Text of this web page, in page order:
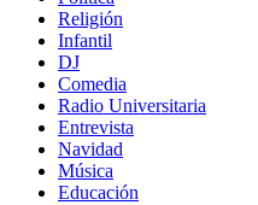
Religión
Infantil
DJ
Comedia
Radio Universitaria
Entrevista
Navidad
Música
Educación